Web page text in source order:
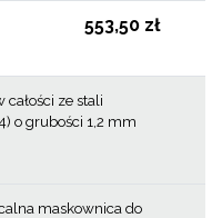
553,50 zł
ze stali
o grubości 1,2 mm
maskownica do